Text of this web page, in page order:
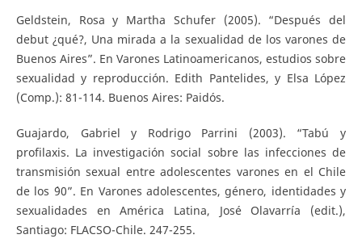
Geldstein, Rosa y Martha Schufer (2005). “Después del
debut ¿qué?, Una mirada a la sexualidad de los varones de
Buenos Aires”. En Varones Latinoamericanos, estudios sobre
sexualidad y reproducción. Edith Pantelides, y Elsa López
(Comp.): 81-114. Buenos Aires: Paidós.
Guajardo, Gabriel y Rodrigo Parrini (2003). “Tabú y
profilaxis. La investigación social sobre las infecciones de
transmisión sexual entre adolescentes varones en el Chile
de los ´90”. En Varones adolescentes, género, identidades y
sexualidades en América Latina, José Olavarría (edit.),
Santiago: FLACSO-Chile. 247-255.